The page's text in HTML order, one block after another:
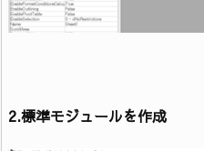
2.標準モジュールを作成